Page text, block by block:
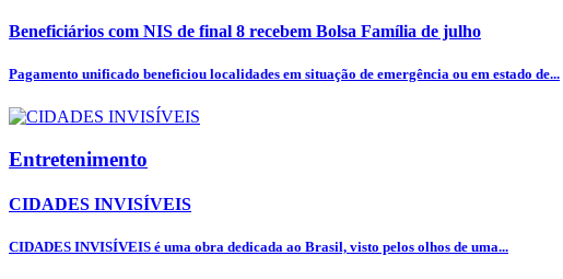
Beneficiários com NIS de final 8 recebem Bolsa Família de julho
Pagamento unificado beneficiou localidades em situação de emergência ou em estado de...
Entretenimento
CIDADES INVISÍVEIS
CIDADES INVISÍVEIS é uma obra dedicada ao Brasil, visto pelos olhos de uma...